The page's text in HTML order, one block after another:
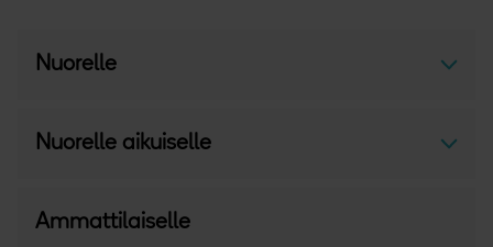
Nuorelle Avaa
Nuorelle aikuiselle Avaa
Ammattilaiselle